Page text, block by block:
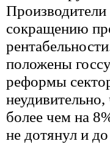
Производители
сокращению
положены
реформы
более чем на
не дотянул и